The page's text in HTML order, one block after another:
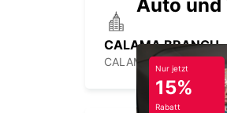
CALAMA BRANCH
CALAMA - CHILE
Auto und
Nur jetzt
15%
Rabatt